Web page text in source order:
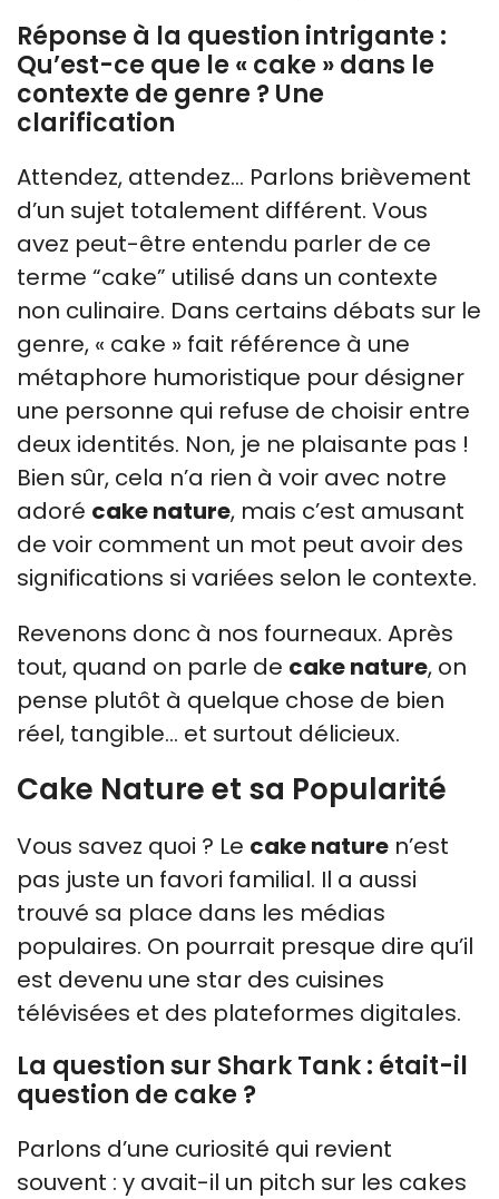
Réponse à la question intrigante :
Qu’est-ce que le « cake » dans le
contexte de genre ? Une
clarification
Attendez, attendez… Parlons brièvement
d’un sujet totalement différent. Vous
avez peut-être entendu parler de ce
terme “cake” utilisé dans un contexte
non culinaire. Dans certains débats sur le
genre, « cake » fait référence à une
métaphore humoristique pour désigner
une personne qui refuse de choisir entre
deux identités. Non, je ne plaisante pas !
Bien sûr, cela n’a rien à voir avec notre
adoré cake nature, mais c’est amusant
de voir comment un mot peut avoir des
significations si variées selon le contexte.
Revenons donc à nos fourneaux. Après
tout, quand on parle de cake nature, on
pense plutôt à quelque chose de bien
réel, tangible… et surtout délicieux.
Cake Nature et sa Popularité
Vous savez quoi ? Le cake nature n’est
pas juste un favori familial. Il a aussi
trouvé sa place dans les médias
populaires. On pourrait presque dire qu’il
est devenu une star des cuisines
télévisées et des plateformes digitales.
La question sur Shark Tank : était-il
question de cake ?
Parlons d’une curiosité qui revient
souvent : y avait-il un pitch sur les cakes